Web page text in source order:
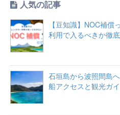
人気の記事
【豆知識】NOC補償
利用で入るべきか徹底
石垣島から波照間島
船アクセスと観光ガ